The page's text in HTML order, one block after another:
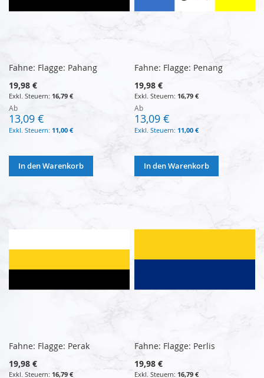
Fahne: Flagge: Pahang
19,98 €
16,79 €
Ab
13,09 €
11,00 €
In den Warenkorb
Fahne: Flagge: Penang
19,98 €
16,79 €
Ab
13,09 €
11,00 €
In den Warenkorb
Fahne: Flagge: Perak
19,98 €
16,79 €
Fahne: Flagge: Perlis
19,98 €
16,79 €